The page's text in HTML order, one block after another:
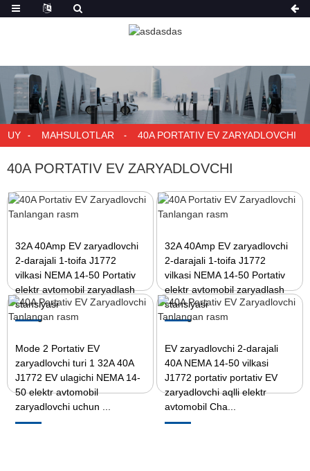
UY MAHSULOTLAR 40A PORTATIV EV ZARYADLOVCHI
40A PORTATIV EV ZARYADLOVCHI
32A 40Amp EV zaryadlovchi
2-darajali 1-toifa J1772
vilkasi NEMA 14-50 Portativ
elektr avtomobil zaryadlash
stansiyasi
32A 40Amp EV zaryadlovchi
2-darajali 1-toifa J1772
vilkasi NEMA 14-50 Portativ
elektr avtomobil zaryadlash
stansiyasi
Mode 2 Portativ EV
zaryadlovchi turi 1 32A 40A
J1772 EV ulagichi NEMA 14-
50 elektr avtomobil
zaryadlovchi uchun ...
EV zaryadlovchi 2-darajali
40A NEMA 14-50 vilkasi
J1772 portativ portativ EV
zaryadlovchi aqlli elektr
avtomobil Cha...